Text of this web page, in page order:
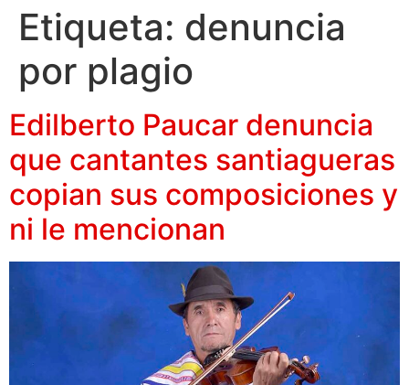
Etiqueta: denuncia
por plagio
Edilberto Paucar denuncia
que cantantes santiagueras
copian sus composiciones y
ni le mencionan